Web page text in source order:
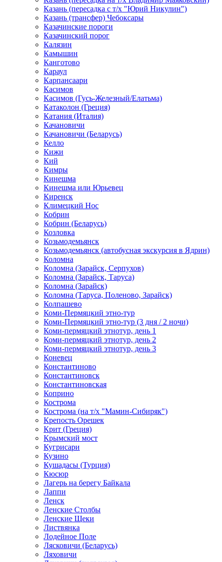
Казань (пересадка с т/х "Юрий Никулин")
Казань (трансфер) Чебоксары
Казачинские пороги
Казачинский порог
Калязин
Камышин
Канготово
Караул
Карпансаари
Касимов
Касимов (Гусь-Железный/Елатьма)
Катаколон (Греция)
Катания (Италия)
Качановичи
Качановичи (Беларусь)
Келло
Кижи
Кий
Кимры
Кинешма
Кинешма или Юрьевец
Киренск
Климецкий Нос
Кобрин
Кобрин (Беларусь)
Козловка
Козьмодемьянск
Козьмодемьянск (автобусная экскурсия в Ядрин)
Коломна
Коломна (Зарайск, Серпухов)
Коломна (Зарайск, Таруса)
Коломна (Зарайск)
Коломна (Таруса, Поленово, Зарайск)
Колпашево
Коми-Пермяцкий этно-тур
Коми-Пермяцкий этно-тур (3 дня / 2 ночи)
Коми-пермяцкий этнотур, день 1
Коми-пермяцкий этнотур, день 2
Коми-пермяцкий этнотур, день 3
Коневец
Константиново
Константиновск
Константиновская
Коприно
Кострома
Кострома (на т/х "Мамин-Сибиряк")
Крепость Орешек
Крит (Греция)
Крымский мост
Кугрисари
Кузино
Кушадасы (Турция)
Кюсюр
Лагерь на берегу Байкала
Лаппи
Ленск
Ленские Столбы
Ленские Щеки
Листвянка
Лодейное Поле
Лясковичи (Беларусь)
Ляховичи